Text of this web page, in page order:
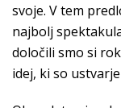
svoje. V tem
najbolj
določili smo si
idej, ki so